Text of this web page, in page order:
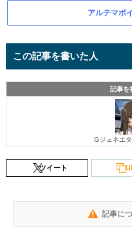
アルテマポ
この記事を書いた人
記事を
Gジェネエ
ツイート
記事に